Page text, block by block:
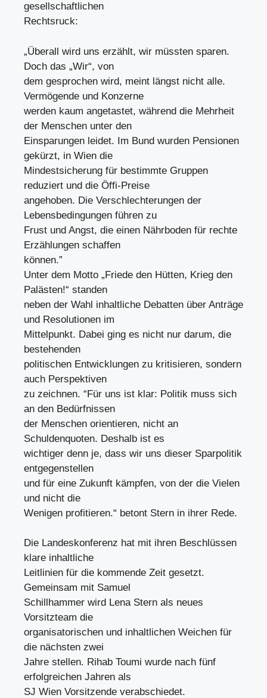
gesellschaftlichen
Rechtsruck:
„Überall wird uns erzählt, wir müssten sparen.
Doch das „Wir“, von
dem gesprochen wird, meint längst nicht alle.
Vermögende und Konzerne
werden kaum angetastet, während die Mehrheit
der Menschen unter den
Einsparungen leidet. Im Bund wurden Pensionen
gekürzt, in Wien die
Mindestsicherung für bestimmte Gruppen
reduziert und die Öffi-Preise
angehoben. Die Verschlechterungen der
Lebensbedingungen führen zu
Frust und Angst, die einen Nährboden für rechte
Erzählungen schaffen
können.”
Unter dem Motto „Friede den Hütten, Krieg den
Palästen!“ standen
neben der Wahl inhaltliche Debatten über Anträge
und Resolutionen im
Mittelpunkt. Dabei ging es nicht nur darum, die
bestehenden
politischen Entwicklungen zu kritisieren, sondern
auch Perspektiven
zu zeichnen. “Für uns ist klar: Politik muss sich
an den Bedürfnissen
der Menschen orientieren, nicht an
Schuldenquoten. Deshalb ist es
wichtiger denn je, dass wir uns dieser Sparpolitik
entgegenstellen
und für eine Zukunft kämpfen, von der die Vielen
und nicht die
Wenigen profitieren.“ betont Stern in ihrer Rede.
Die Landeskonferenz hat mit ihren Beschlüssen
klare inhaltliche
Leitlinien für die kommende Zeit gesetzt.
Gemeinsam mit Samuel
Schillhammer wird Lena Stern als neues
Vorsitzteam die
organisatorischen und inhaltlichen Weichen für
die nächsten zwei
Jahre stellen. Rihab Toumi wurde nach fünf
erfolgreichen Jahren als
SJ Wien Vorsitzende verabschiedet.